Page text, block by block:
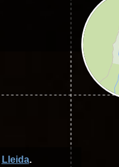
Lleida.